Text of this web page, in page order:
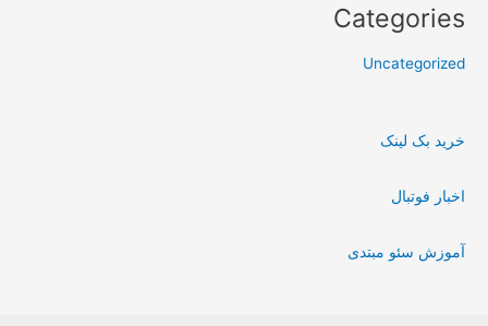
Categories
Uncategorized
خرید بک لینک
اخبار فوتبال
آموزش سئو مبتدی